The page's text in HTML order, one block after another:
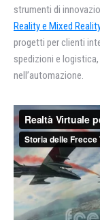
strumenti di
Reality e Mixed Reality
progetti per clienti
spedizioni e
nell’automazione.